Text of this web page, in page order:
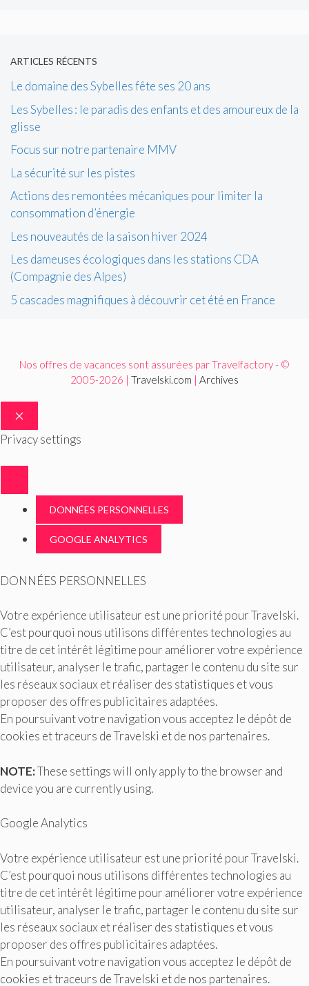
ARTICLES RÉCENTS
Le domaine des Sybelles fête ses 20 ans
Les Sybelles : le paradis des enfants et des amoureux de la
glisse
Focus sur notre partenaire MMV
La sécurité sur les pistes
Actions des remontées mécaniques pour limiter la
consommation d’énergie
Les nouveautés de la saison hiver 2024
Les dameuses écologiques dans les stations CDA
(Compagnie des Alpes)
5 cascades magnifiques à découvrir cet été en France
Nos offres de vacances sont assurées par Travelfactory - ©
2005-2026 | Travelski.com | Archives
FERMER
Privacy settings
DONNÉES PERSONNELLES
GOOGLE ANALYTICS
DONNÉES PERSONNELLES
Votre expérience utilisateur est une priorité pour Travelski.
C’est pourquoi nous utilisons différentes technologies au
titre de cet intérêt légitime pour améliorer votre expérience
utilisateur, analyser le trafic, partager le contenu du site sur
les réseaux sociaux et réaliser des statistiques et vous
proposer des offres publicitaires adaptées.
En poursuivant votre navigation vous acceptez le dépôt de
cookies et traceurs de Travelski et de nos partenaires.
NOTE:These settings will only apply to the browser and
device you are currently using.
Google Analytics
Votre expérience utilisateur est une priorité pour Travelski.
C’est pourquoi nous utilisons différentes technologies au
titre de cet intérêt légitime pour améliorer votre expérience
utilisateur, analyser le trafic, partager le contenu du site sur
les réseaux sociaux et réaliser des statistiques et vous
proposer des offres publicitaires adaptées.
En poursuivant votre navigation vous acceptez le dépôt de
cookies et traceurs de Travelski et de nos partenaires.